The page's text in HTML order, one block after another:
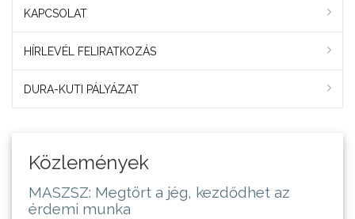
KAPCSOLAT
HÍRLEVÉL FELIRATKOZÁS
DURA-KUTI PÁLYÁZAT
Közlemények
MASZSZ: Megtört a jég, kezdődhet az
érdemi munka